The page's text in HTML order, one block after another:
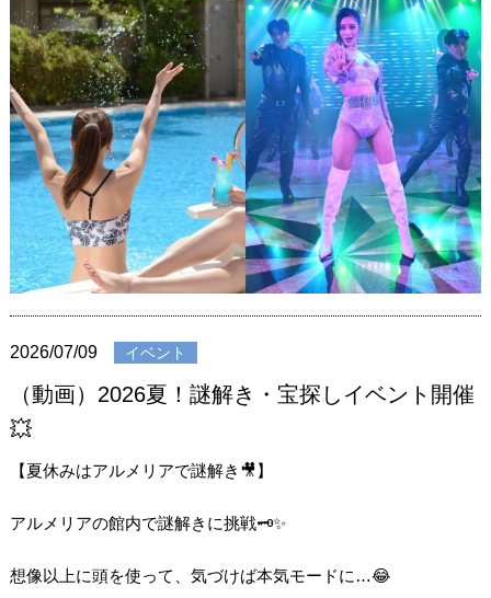
2026/07/09 イベント
（動画）2026夏！謎解き・宝探しイベント開催
💥
【夏休みはアルメリアで謎解き🎥】
アルメリアの館内で謎解きに挑戦🗝️✨
想像以上に頭を使って、気づけば本気モードに…😂